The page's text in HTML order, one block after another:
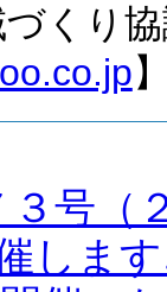
くり
３号（
しま